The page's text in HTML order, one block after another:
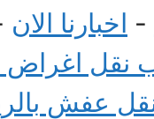
- اخبارنا الان
نقل اغراض
عفش